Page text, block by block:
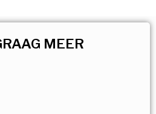
MEER